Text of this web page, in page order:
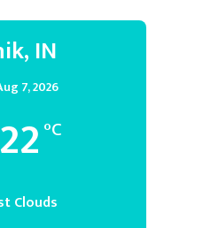
IN
7, 2026
22 °C
Clouds